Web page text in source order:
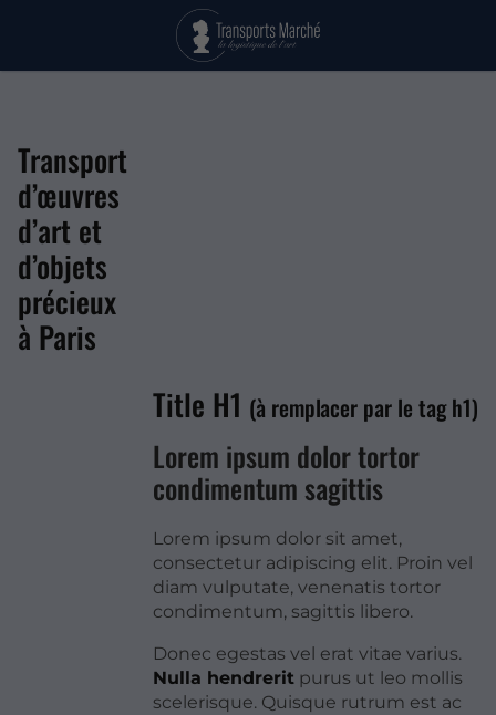
Transport
d’œuvres
d’art et
d’objets
précieux
à Paris
Title H1 (à remplacer par le tag h1)
Lorem ipsum dolor tortor
condimentum sagittis
Lorem ipsum dolor sit amet,
consectetur adipiscing elit. Proin vel
diam vulputate, venenatis tortor
condimentum, sagittis libero.
Donec egestas vel erat vitae varius.
Nulla hendreritpurus ut leo mollis
scelerisque. Quisque rutrum est ac